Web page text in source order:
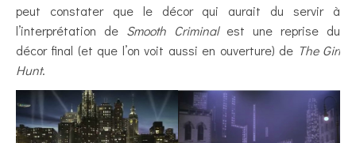
peut constater que le décor qui aurait du servir à
l’interprétation de Smooth Criminalest une reprise du
décor final (et que l’on voit aussi en ouverture) de The Girl
Hunt.